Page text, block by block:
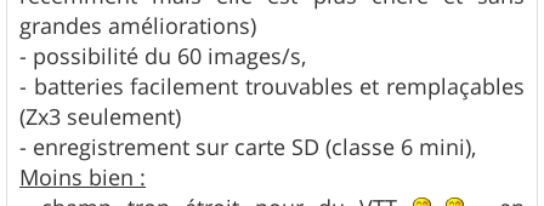
grandes améliorations)
- possibilité du 60 images/s,
- batteries facilement trouvables et remplaçables
(Zx3 seulement)
- enregistrement sur carte SD (classe 6 mini),
Moins bien :